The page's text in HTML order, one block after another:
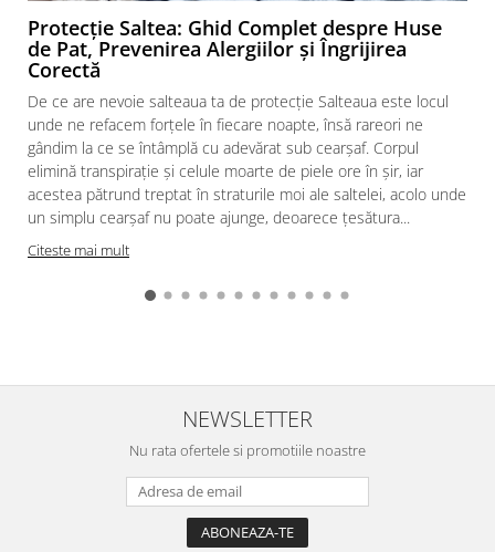
Protecție Saltea: Ghid Complet despre Huse
de Pat, Prevenirea Alergiilor și Îngrijirea
Corectă
De ce are nevoie salteaua ta de protecție Salteaua este locul
unde ne refacem forțele în fiecare noapte, însă rareori ne
gândim la ce se întâmplă cu adevărat sub cearșaf. Corpul
elimină transpirație și celule moarte de piele ore în șir, iar
acestea pătrund treptat în straturile moi ale saltelei, acolo unde
un simplu cearșaf nu poate ajunge, deoarece țesătura...
Citeste mai mult
NEWSLETTER
Nu rata ofertele si promotiile noastre